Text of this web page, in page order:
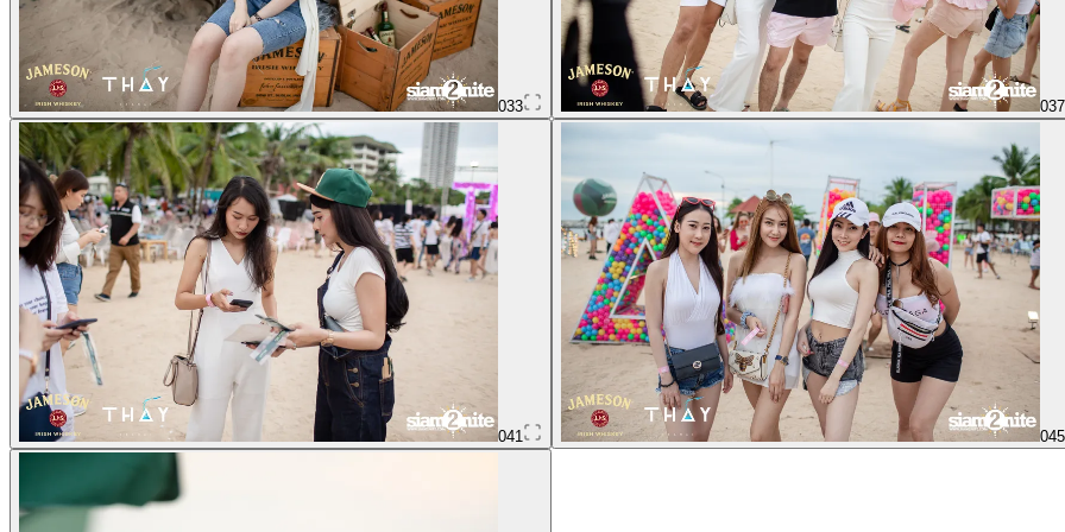
033 037
041 045